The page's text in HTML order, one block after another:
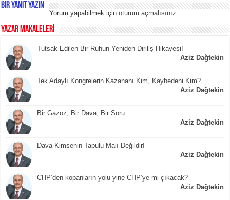
Bir yanıt yazın
Yorum yapabilmek içinoturum açmalısınız.
YAZAR MAKALELERİ
Tutsak Edilen Bir Ruhun Yeniden Diriliş Hikayesi!
Aziz Dağtekin
Tek Adaylı Kongrelerin Kazananı Kim, Kaybedeni Kim?
Aziz Dağtekin
Bir Gazoz, Bir Dava, Bir Soru…
Aziz Dağtekin
Dava Kimsenin Tapulu Malı Değildir!
Aziz Dağtekin
CHP’den kopanların yolu yine CHP’ye mi çıkacak?
Aziz Dağtekin